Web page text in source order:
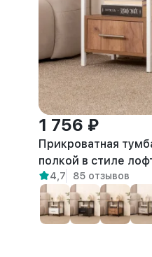
1 756 ₽
Прикроватная
полкой в стиле
белый/амаретто
4,7 85 отзывов